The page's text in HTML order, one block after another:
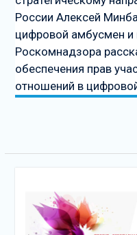
России Алексей
цифровой амбусмен и
Роскомнадзора
обеспечения прав
отношений в